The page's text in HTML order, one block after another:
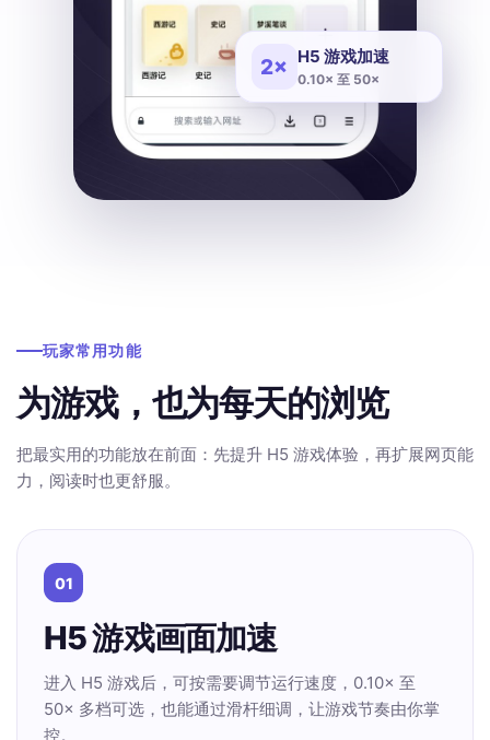
2× H5 游戏加速
0.10× 至 50×
玩家常用功能
为游戏，也为每天的浏览
把最实用的功能放在前面：先提升 H5 游戏体验，再扩展网页能
力，阅读时也更舒服。
01
H5 游戏画面加速
进入 H5 游戏后，可按需要调节运行速度，0.10× 至
50× 多档可选，也能通过滑杆细调，让游戏节奏由你掌
控。